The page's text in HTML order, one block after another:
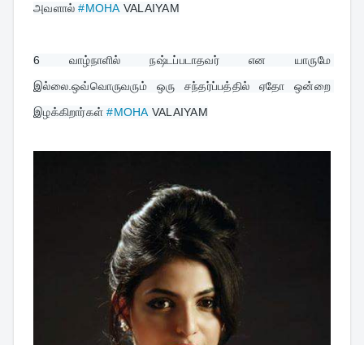
அவளால் #MOHA VALAIYAM
6 வாழ்நாளில் நஷ்டப்படாதவர் என யாருமே
இல்லை.ஒவ்வொருவரும் ஒரு சந்தர்ப்பத்தில் ஏதோ ஒன்றை
இழக்கிறார்கள் #MOHA VALAIYAM